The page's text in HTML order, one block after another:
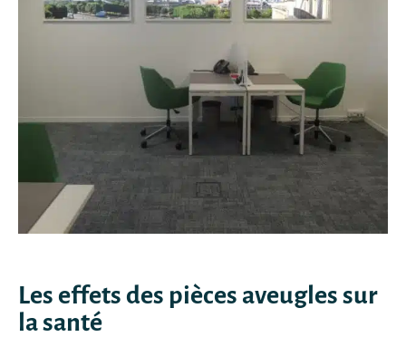
Les effets des pièces aveugles sur
la santé